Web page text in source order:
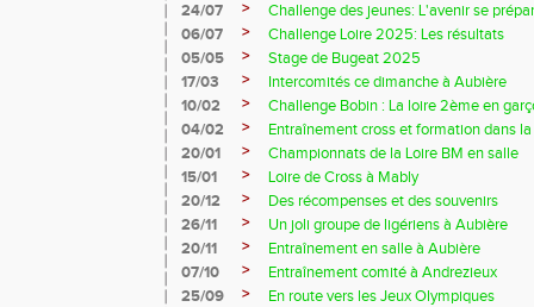
24/07 >
Challenge des jeunes: L'avenir se
06/07
>
Challenge Loire 2025: Les résultats
05/05
>
Stage de Bugeat 2025
17/03
>
Intercomités ce dimanche à Aubière
10/02
>
Challenge Bobin : La loire 2ème en
04/02
>
Entraînement cross et formation dans
20/01
>
Championnats de la Loire BM en salle
15/01
>
Loire de Cross à Mably
20/12
>
Des récompenses et des souvenirs
26/11
>
Un joli groupe de ligériens à Aubière
20/11
>
Entraînement en salle à Aubière
07/10
>
Entraînement comité à Andrezieux
25/09
>
En route vers les Jeux Olympiques